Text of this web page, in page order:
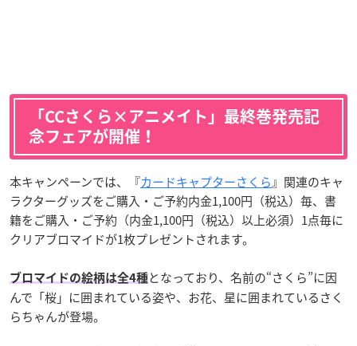
「CCさくら×アニメイト」最終巻発売記
念フェアが開催！
本キャンペーンでは、『カードキャプターさくら』関連のキャ
ラクターグッズをご購入・ご予約内金1,100円（税込）毎、書
籍をご購入・ご予約（内金1,100円（税込）以上必須）1点毎に
クリアブロマイドが1枚プレゼントされます。
ブロマイドの絵柄は全4種となっており、名前の“さくら”に因
んで「桜」に囲まれている姿や、お花、星に囲まれているさく
らちゃんが登場。